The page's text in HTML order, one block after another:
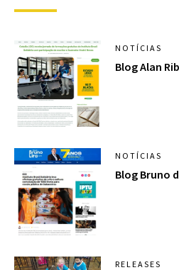
NOTÍCIAS
Blog Alan
NOTÍCIAS
Blog Bruno
RELEASES